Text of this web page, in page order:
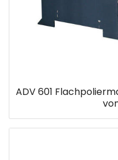
ADV 601